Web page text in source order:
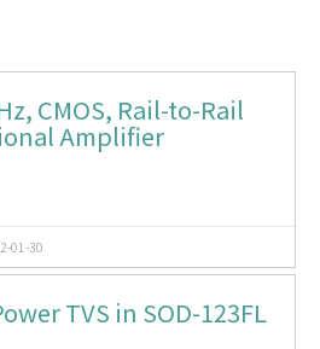
CMOS, Rail-to-Rail
Amplifier
01-30
TVS in SOD-123FL
页 页